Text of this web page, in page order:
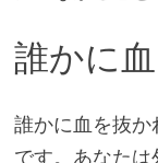
誰かに
誰かに血を抜
です。あなた